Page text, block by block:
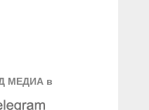
МЕДИА в